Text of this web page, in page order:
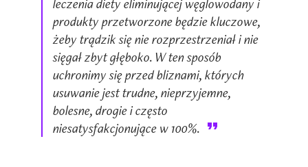
produkty przetworzone będzie kluczowe,
żeby trądzik się nie rozprzestrzeniał i nie
sięgał zbyt głęboko. W ten sposób
uchronimy się przed bliznami, których
usuwanie jest trudne, nieprzyjemne,
bolesne, drogie i często
niesatysfakcjonujące w 100%.